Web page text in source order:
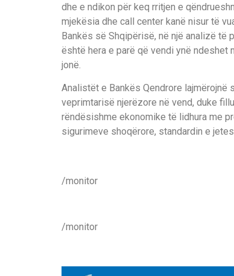
dhe e ndikon për keq rritjen e
mjekësia dhe call center kanë nisur të
Bankës së Shqipërisë, në një analizë të
është hera e parë që vendi ynë ndeshet
jonë.
Analistët e Bankës Qendrore
veprimtarisë njerëzore në vend, duke
rëndësishme ekonomike të lidhura me
sigurimeve shoqërore, standardin e
/monitor
/monitor